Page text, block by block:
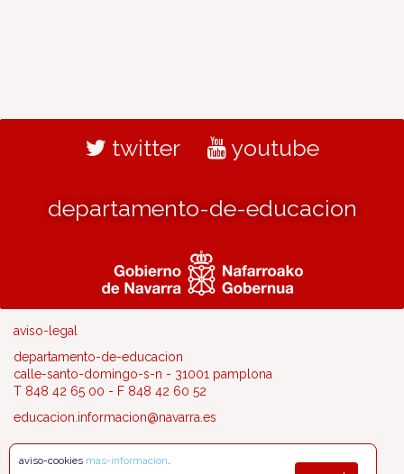
twitter youtube
departamento-de-educacion
aviso-legal
departamento-de-educacion
calle-santo-domingo-s-n - 31001 pamplona
T 848 42 65 00 - F 848 42 60 52
educacion.informacion@navarra.es
aviso-cookies mas-informacion.